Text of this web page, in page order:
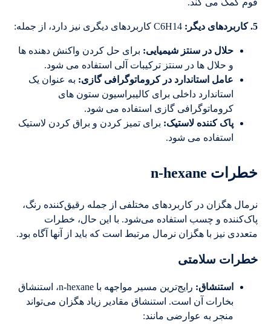
فوم کمک می کند.
5. کاربردهای دیگر: C6H14 کاربردهای دیگری نیز دارد، از جمله:
حلال در سنتز شیمیایی: برای حل کردن واکنش دهنده ها
و حلال ها در سنتز ترکیبات آلی استفاده می شود.
عامل استاندارد در کروماتوگرافی گازی: به عنوان یک
استاندارد داخلی برای کالیبراسیون ستون های
کروماتوگرافی گازی استفاده می شود.
پاک کننده لاستیک: برای تمیز کردن و براق کردن لاستیک
استفاده می شود.
خطرات n-hexane
نرمال هگزان در کاربردهای مختلفی از جمله رقیق‌کننده رنگ،
پاک‌کننده و چسب استفاده می‌شود. با این حال، خطرات
متعددی نیز با هگزان نرمال مرتبط است که باید از آنها آگاه بود.
خطرات سلامتی
استنشاق:
رایج‌ترین مسیر مواجهه با n-hexane، استنشاق
بخارات آن است. استنشاق مقادیر زیاد هگزان می‌تواند
منجر به عوارضی مانند: